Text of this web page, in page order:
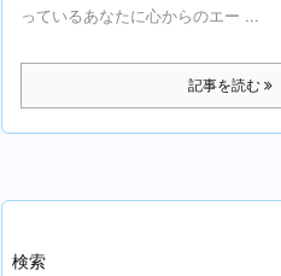
っているあなたに心からのエー ...
記事を読む
検索